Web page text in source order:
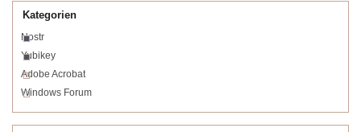
Kategorien
Nostr
Yubikey
Adobe Acrobat
Windows Forum